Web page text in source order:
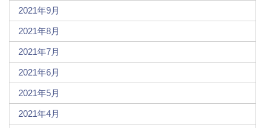
2021年9月
2021年8月
2021年7月
2021年6月
2021年5月
2021年4月